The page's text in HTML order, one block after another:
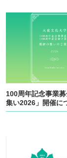
100周年記念事業
集い2026」開催に